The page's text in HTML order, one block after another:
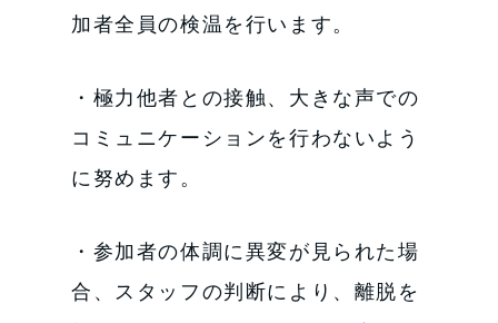
加者全員の検温を行います。
・極力他者との接触、大きな声での
コミュニケーションを行わないよう
に努めます。
・参加者の体調に異変が見られた場
合、スタッフの判断により、離脱を